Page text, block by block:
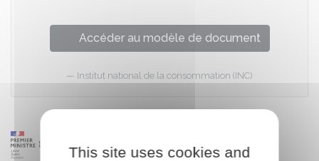
Accéder au modèle de document
Institut national de la consommation (INC)
This site uses cookies and